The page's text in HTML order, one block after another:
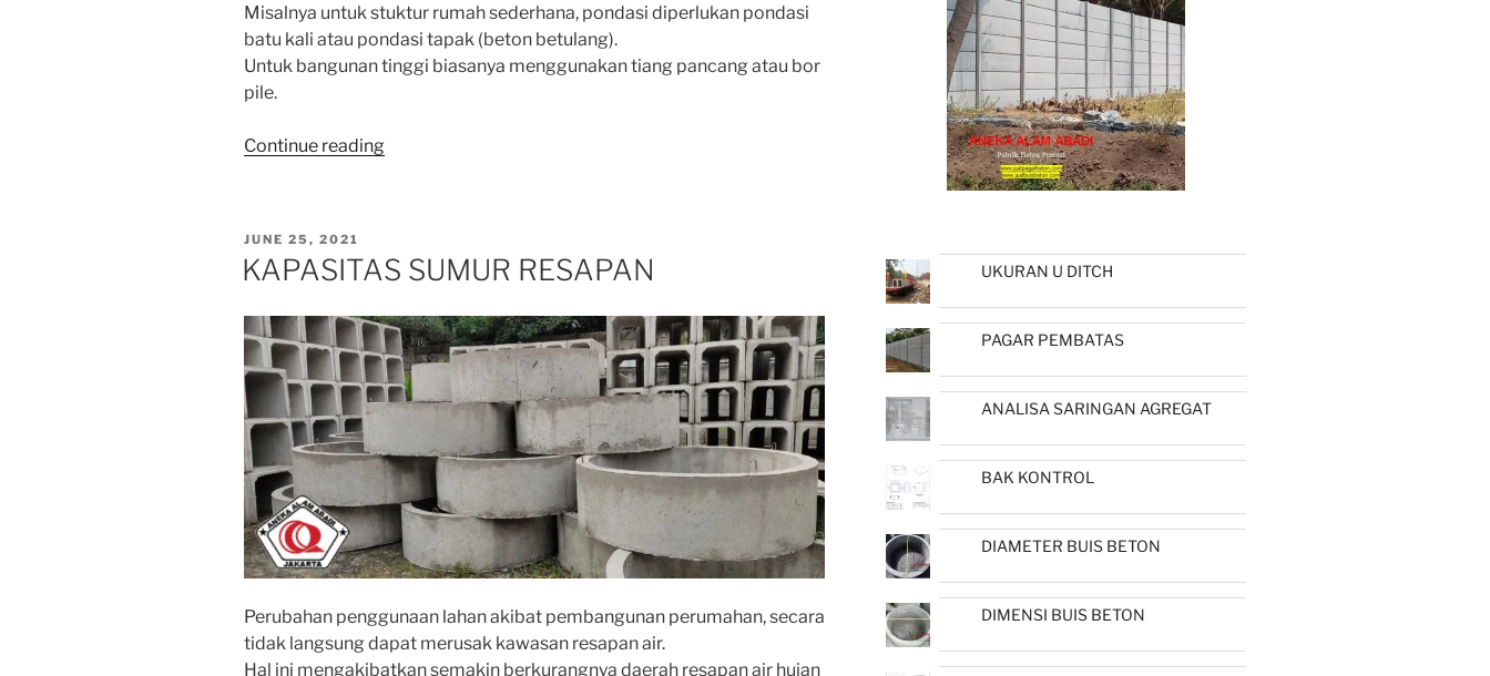
Misalnya untuk stuktur rumah sederhana, pondasi diperlukan pondasi
batu kali atau pondasi tapak (beton betulang).
Untuk bangunan tinggi biasanya menggunakan tiang pancang atau bor
pile.
Continue reading“PONDASI
POSTED
ON
JUNE 25, 2021
KAPASITAS SUMUR RESAPAN
Perubahan penggunaan lahan akibat pembangunan perumahan, secara
tidak langsung dapat merusak kawasan resapan air.
Hal ini mengakibatkan semakin berkurangnya daerah resapan air hujan
UKURAN U DITCH
PAGAR PEMBATAS
ANALISA SARINGAN AGREGAT
BAK KONTROL
DIAMETER BUIS BETON
DIMENSI BUIS BETON